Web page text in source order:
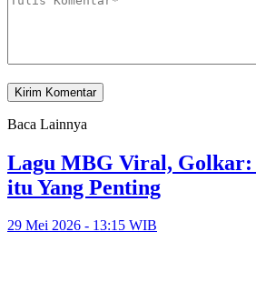
Baca Lainnya
Lagu MBG Viral, Golkar:
itu Yang Penting
29 Mei 2026 - 13:15 WIB